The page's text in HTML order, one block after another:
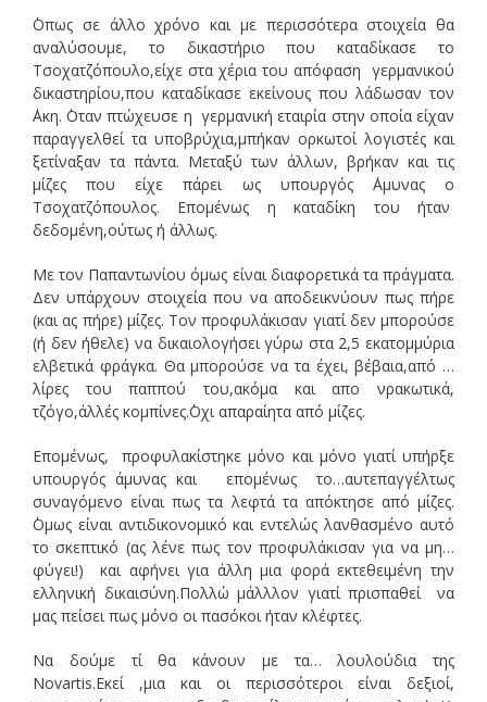
΄Οπως σε άλλο χρόνο και με περισσότερα στοιχεία θα
αναλύσουμε, το δικαστήριο που καταδίκασε το
Τσοχατζόπουλο,είχε στα χέρια του απόφαση γερμανικού
δικαστηρίου,που καταδίκασε εκείνους που λάδωσαν τον
΄Ακη. ΄Οταν πτώχευσε η γερμανική εταιρία στην οποία είχαν
παραγγελθεί τα υποβρύχια,μπήκαν ορκωτοί λογιστές και
ξετίναξαν τα πάντα. Μεταξύ των άλλων, βρήκαν και τις
μίζες που είχε πάρει ως υπουργός ΄Αμυνας ο
Τσοχατζόπουλος. Επομένως η καταδίκη του ήταν
δεδομένη,ούτως ή άλλως.
Με τον Παπαντωνίου όμως είναι διαφορετικά τα πράγματα.
Δεν υπάρχουν στοιχεία που να αποδεικνύουν πως πήρε
(και ας πήρε) μίζες. Τον προφυλάκισαν γιατί δεν μπορούσε
(ή δεν ήθελε) να δικαιολογήσει γύρω στα 2,5 εκατομμύρια
ελβετικά φράγκα. Θα μπορούσε να τα έχει, βέβαια,από …
λίρες του παππού του,ακόμα και απο νρακωτικά,
τζόγο,άλλές κομπίνες.΄Οχι απαραίητα από μίζες.
Επομένως, προφυλακίστηκε μόνο και μόνο γιατί υπήρξε
υπουργός άμυνας και επομένως το…αυτεπαγγέλτως
συναγόμενο είναι πως τα λεφτά τα απόκτησε από μίζες.
΄Ομως είναι αντιδικονομικό και εντελώς λανθασμένο αυτό
το σκεπτικό (ας λένε πως τον προφυλάκισαν για να μη…
φύγει!) και αφήνει για άλλη μια φορά εκτεθειμένη την
ελληνική δικαισύνη.Πολλώ μάλλλον γιατί πρισπαθεί να
μας πείσει πως μόνο οι πασόκοι ήταν κλέφτες.
Να δούμε τί θα κάνουν με τα… λουλούδια της
Novartis.Εκεί ,μια και οι περισσότεροι είναι δεξιοί,